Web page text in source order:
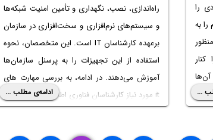
را
به
آن‌ها
به
...
راه‌اندازی، نصب، نگهداری و تأمین امنیت شبکه‌ها
و سیستم‌های نرم‌افزاری و سخت‌افزاری در سازمان
برعهده‌ کارشناسان IT است. این متخصصان، نحوه‌
استفاده از این تجهیزات را به پرسنل سازمان‌ها
آموزش می‌دهند. در ادامه، به بررسی مهارت‌ های
it مورد نیاز کارشناسان فناوری اطلاعات می‌پردازیم.
ادامه‌ی مطلب ...